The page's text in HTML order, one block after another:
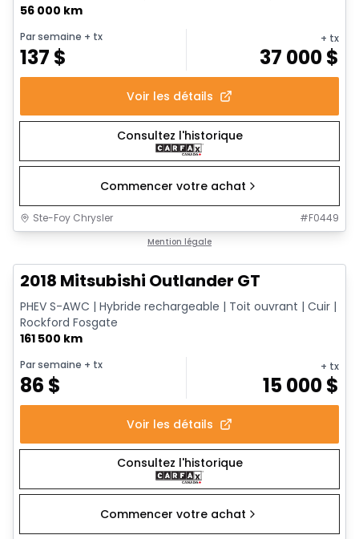
56 000 km
Par semaine + tx
137 $
+ tx
37 000$
Voir les détails
Consultez l'historique
Commencer votre achat
Ste-Foy Chrysler #F0449
Mention légale
2018 Mitsubishi Outlander GT
PHEV S-AWC | Hybride rechargeable | Toit ouvrant | Cuir |
Rockford Fosgate
161 500 km
Par semaine + tx
86 $
+ tx
15 000$
Voir les détails
Consultez l'historique
Commencer votre achat